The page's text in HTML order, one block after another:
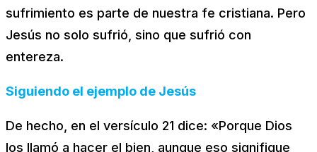
sufrimiento es parte de nuestra fe cristiana. Pero
Jesús no solo sufrió, sino que sufrió con
entereza.
Siguiendo el ejemplo de Jesús
De hecho, en el versículo 21 dice: «Porque Dios
los llamó a hacer el bien, aunque eso signifique